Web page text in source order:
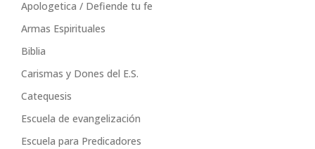
Apologetica / Defiende tu fe
Armas Espirituales
Biblia
Carismas y Dones del E.S.
Catequesis
Escuela de evangelización
Escuela para Predicadores